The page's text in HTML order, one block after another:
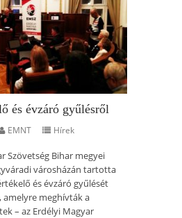
és évzáró gyűlésről
EMNT Hírek
Szövetség Bihar megyei
városházán tartotta
és évzáró gyűlését
amelyre meghívták a
– az Erdélyi Magyar